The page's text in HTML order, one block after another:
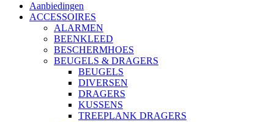
Aanbiedingen
ACCESSOIRES
ALARMEN
BEENKLEED
BESCHERMHOES
BEUGELS & DRAGERS
BEUGELS
DIVERSEN
DRAGERS
KUSSENS
TREEPLANK DRAGERS